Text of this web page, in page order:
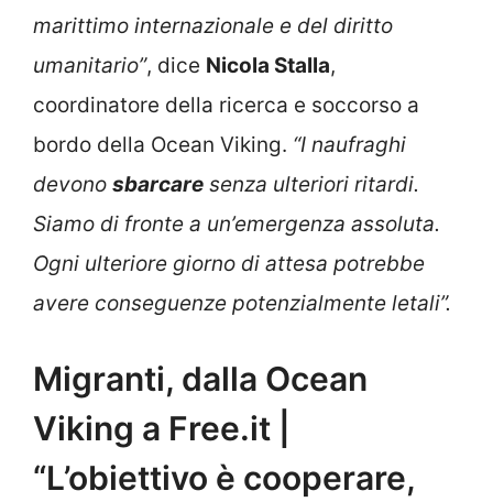
marittimo internazionale e del diritto
umanitario”, dice Nicola Stalla,
coordinatore della ricerca e soccorso a
bordo della Ocean Viking. “I naufraghi
devono sbarcare senza ulteriori ritardi.
Siamo di fronte a un’emergenza assoluta.
Ogni ulteriore giorno di attesa potrebbe
avere conseguenze potenzialmente letali”.
Migranti, dalla Ocean
Viking a Free.it |
“L’obiettivo è cooperare,